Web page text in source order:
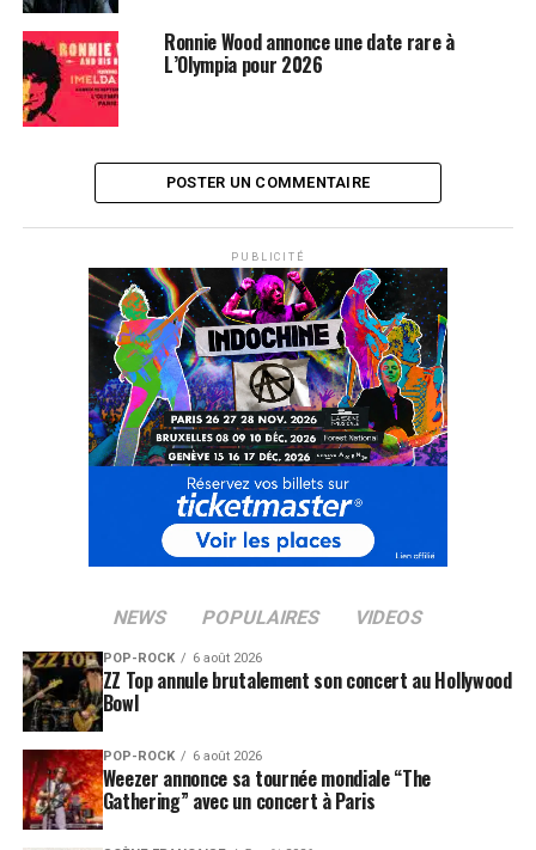
Ronnie Wood annonce une date rare à
L’Olympia pour 2026
POSTER UN COMMENTAIRE
PUBLICITÉ
NEWS POPULAIRES VIDEOS
POP-ROCK 6 août 2026
ZZ Top annule brutalement son concert au Hollywood
Bowl
POP-ROCK 6 août 2026
Weezer annonce sa tournée mondiale “The
Gathering” avec un concert à Paris